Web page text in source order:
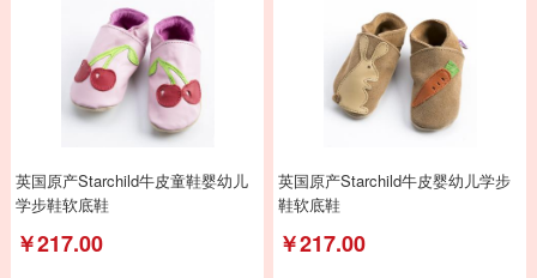
英国原产Starchild牛皮童鞋婴幼儿
学步鞋软底鞋
￥217.00
英国原产Starchild牛皮婴幼儿学步
鞋软底鞋
￥217.00